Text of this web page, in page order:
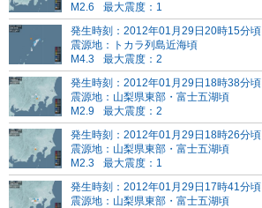
M2.6
最大震度：1
発生時刻：2012年01月29日20時15分頃
震源地：トカラ列島近海頃
M4.3
最大震度：2
発生時刻：2012年01月29日18時38分頃
震源地：山梨県東部・富士五湖頃
M2.9
最大震度：2
発生時刻：2012年01月29日18時26分頃
震源地：山梨県東部・富士五湖頃
M2.3
最大震度：1
発生時刻：2012年01月29日17時41分頃
震源地：山梨県東部・富士五湖頃